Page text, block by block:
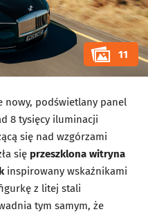
11
nowy, podświetlany panel
8 tysięcy iluminacji
się nad wzgórzami
się przeszklona witryna
inspirowany wskaźnikami
z litej stali
tym samym, że